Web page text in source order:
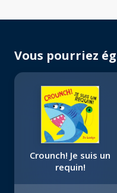
Vous pourriez
Crounch! Je suis un
requin!